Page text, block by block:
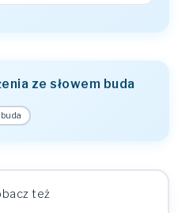
ze słowem buda
też